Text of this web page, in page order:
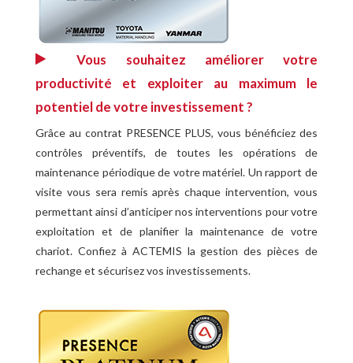
Vous souhaitez améliorer votre
productivité et exploiter au maximum le
potentiel de votre investissement ?
Grâce au contrat PRESENCE PLUS, vous bénéficiez des
contrôles préventifs, de toutes les opérations de
maintenance périodique de votre matériel. Un rapport de
visite vous sera remis après chaque intervention, vous
permettant ainsi d’anticiper nos interventions pour votre
exploitation et de planifier la maintenance de votre
chariot. Confiez à ACTEMIS la gestion des pièces de
rechange et sécurisez vos investissements.